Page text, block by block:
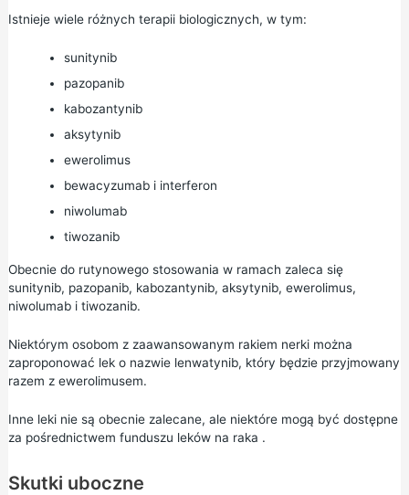
Istnieje wiele różnych terapii biologicznych, w tym:
sunitynib
pazopanib
kabozantynib
aksytynib
ewerolimus
bewacyzumab i interferon
niwolumab
tiwozanib
Obecnie do rutynowego stosowania w ramach zaleca się
sunitynib, pazopanib, kabozantynib, aksytynib, ewerolimus,
niwolumab i tiwozanib.
Niektórym osobom z zaawansowanym rakiem nerki można
zaproponować lek o nazwie lenwatynib, który będzie przyjmowany
razem z ewerolimusem.
Inne leki nie są obecnie zalecane, ale niektóre mogą być dostępne
za pośrednictwem funduszu lekówna raka .
Skutki uboczne